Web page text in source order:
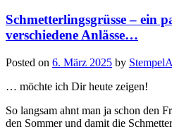
bunte
Karten…“
Schmetterlingsgrüsse – ein
verschiedene Anlässe…
Posted on 6. März 2025 by
… möchte ich Dir heute zeigen!
So langsam ahnt man ja schon den
den Sommer und damit die